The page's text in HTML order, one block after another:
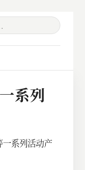
系列
一系列活动产